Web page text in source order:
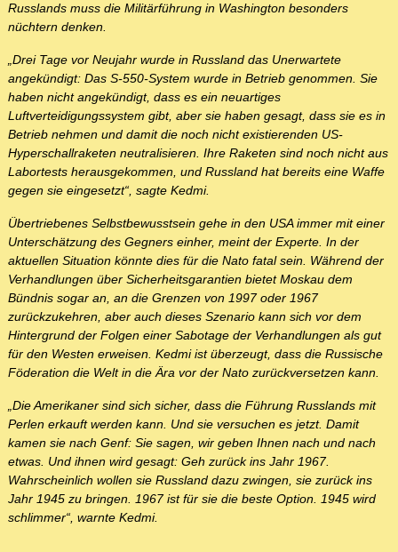
Russlands muss die Militärführung in Washington besonders
nüchtern denken.
„Drei Tage vor Neujahr wurde in Russland das Unerwartete
angekündigt: Das S-550-System wurde in Betrieb genommen. Sie
haben nicht angekündigt, dass es ein neuartiges
Luftverteidigungssystem gibt, aber sie haben gesagt, dass sie es in
Betrieb nehmen und damit die noch nicht existierenden US-
Hyperschallraketen neutralisieren. Ihre Raketen sind noch nicht aus
Labortests herausgekommen, und Russland hat bereits eine Waffe
gegen sie eingesetzt“, sagte Kedmi.
Übertriebenes Selbstbewusstsein gehe in den USA immer mit einer
Unterschätzung des Gegners einher, meint der Experte. In der
aktuellen Situation könnte dies für die Nato fatal sein. Während der
Verhandlungen über Sicherheitsgarantien bietet Moskau dem
Bündnis sogar an, an die Grenzen von 1997 oder 1967
zurückzukehren, aber auch dieses Szenario kann sich vor dem
Hintergrund der Folgen einer Sabotage der Verhandlungen als gut
für den Westen erweisen. Kedmi ist überzeugt, dass die Russische
Föderation die Welt in die Ära vor der Nato zurückversetzen kann.
„Die Amerikaner sind sich sicher, dass die Führung Russlands mit
Perlen erkauft werden kann. Und sie versuchen es jetzt. Damit
kamen sie nach Genf: Sie sagen, wir geben Ihnen nach und nach
etwas. Und ihnen wird gesagt: Geh zurück ins Jahr 1967.
Wahrscheinlich wollen sie Russland dazu zwingen, sie zurück ins
Jahr 1945 zu bringen. 1967 ist für sie die beste Option. 1945 wird
schlimmer“, warnte Kedmi.